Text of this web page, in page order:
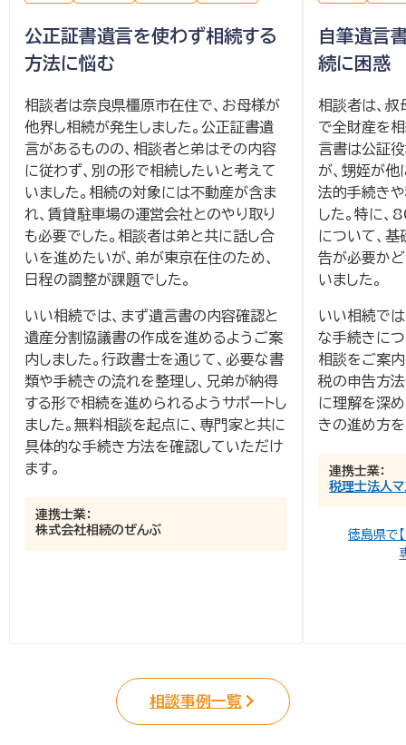
公正証書遺言を使わず相続する
方法に悩む
相談者は奈良県橿原市在住で、お母様が
他界し相続が発生しました。公正証書遺
言があるものの、相談者と弟はその内容
に従わず、別の形で相続したいと考えて
いました。相続の対象には不動産が含ま
れ、賃貸駐車場の運営会社とのやり取り
も必要でした。相談者は弟と共に話し合
いを進めたいが、弟が東京在住のため、
日程の調整が課題でした。
いい相続では、まず遺言書の内容確認と
遺産分割協議書の作成を進めるようご案
内しました。行政書士を通じて、必要な書
類や手続きの流れを整理し、兄弟が納得
する形で相続を進められるようサポートし
ました。無料相談を起点に、専門家と共に
具体的な手続き方法を確認していただけ
ます。
連携士業：
株式会社相続のぜんぶ
自筆遺言
続に困惑
相談者は、叔
で全財産を相
言書は公証
が、甥姪が
法的手続き
した。特に
について、
告が必要か
いました。
いい相続で
な手続きに
相談をご案内
税の申告方
に理解を深
きの進め方を
連携士業：
税理士法人マ
徳島県で
相談事例一覧